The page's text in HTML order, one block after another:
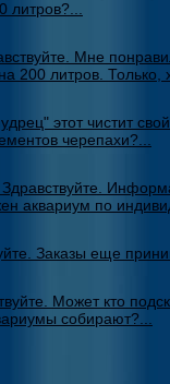
литров?...
Мне
200 литров. Только,
этот чистит
черепахи?...
аквариум по
Заказы еще
Может кто
собирают?...